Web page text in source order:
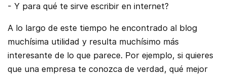
- Y para qué te sirve escribir en internet?
A lo largo de este tiempo he encontrado al blog
muchísima utilidad y resulta muchísimo más
interesante de lo que parece. Por ejemplo, si quieres
que una empresa te conozca de verdad, qué mejor